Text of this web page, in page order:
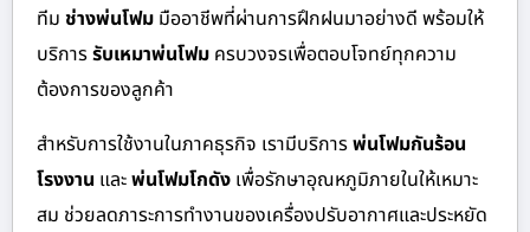
ทีม ช่างพ่นโฟม มืออาชีพที่ผ่านการฝึกฝนมาอย่างดี พร้อมให้
บริการรับเหมาพ่นโฟม ครบวงจรเพื่อตอบโจทย์ทุกความ
ต้องการของลูกค้า
สำหรับการใช้งานในภาคธุรกิจ เรามีบริการพ่นโฟมกันร้อน
โรงงาน และพ่นโฟมโกดัง เพื่อรักษาอุณหภูมิภายในให้เหมาะ
สม ช่วยลดภาระการทำงานของเครื่องปรับอากาศและประหยัด